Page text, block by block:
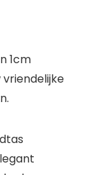
1cm
vriendelijke